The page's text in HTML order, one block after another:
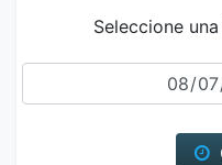
Seleccione